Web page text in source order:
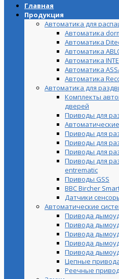
Главная
Продукция
Автоматика для
Автоматика
Автоматика
Автоматика
Автоматика
Автоматика
Автоматика
Автоматика для
Комплекты
дверей
Приводы для
Приводы для
Приводы для
Приводы для
Приводы для
entrematic
Приводы GSS
BBC Bircher
Датчики
Автоматические
Привода
Привода
Привода
Привода
Привода
Цепные привода
Реечные